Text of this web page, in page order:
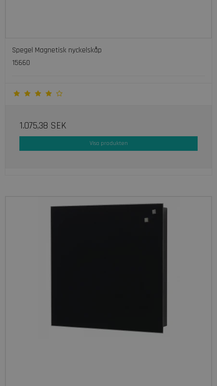
Spegel Magnetisk nyckelskåp
15660
1.075,38 SEK
Visa produkten